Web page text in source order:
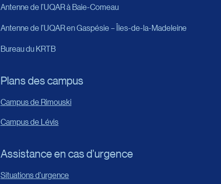
Antenne de l’UQAR à Baie-Comeau
Antenne de l’UQAR en Gaspésie – Îles-de-la-Madeleine
Bureau du KRTB
Plans des campus
Campus de Rimouski
Campus de Lévis
Assistance en cas d’urgence
Situations d'urgence